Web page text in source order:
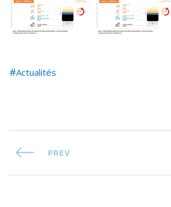
Actualités
PREV